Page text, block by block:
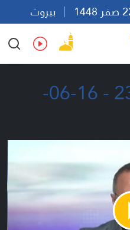
بيروت
Ar En Fr Es
نشرة أخبار 23:30 - 16-06-